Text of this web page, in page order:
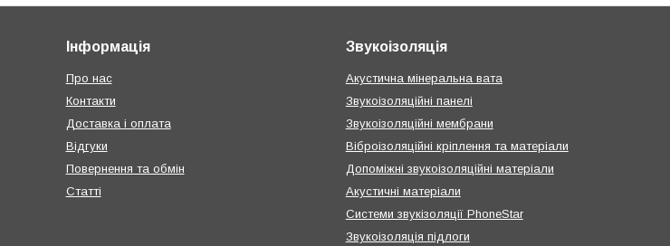
Інформація
Про нас
Контакти
Доставка і оплата
Відгуки
Повернення та обмін
Статті
Звукоізоляція
Акустична мінеральна вата
Звукоізоляційні панелі
Звукоізоляційні мембрани
Віброізоляційні кріплення та матеріали
Допоміжні звукоізоляційні матеріали
Акустичні матеріали
Системи звукізоляції PhoneStar
Звукоізоляція підлоги